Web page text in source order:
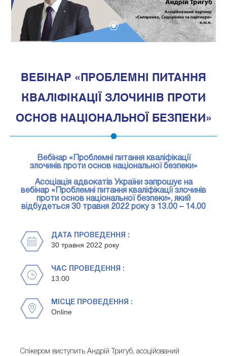
ВЕБІНАР «ПРОБЛЕМНІ ПИТАННЯ
КВАЛІФІКАЦІЇ ЗЛОЧИНІВ ПРОТИ
ОСНОВ НАЦІОНАЛЬНОЇ БЕЗПЕКИ»
Вебінар «Проблемні питання кваліфікації
злочинів проти основ національної безпеки»
Асоціація адвокатів України запрошує на
вебінар «Проблемні питання кваліфікації злочинів
проти основ національної безпеки», який
відбудеться 30 травня 2022 року з 13.00 – 14.00
ДАТА ПРОВЕДЕННЯ :
30 травня 2022 року
ЧАС ПРОВЕДЕННЯ :
13:00
МІСЦЕ ПРОВЕДЕННЯ :
Online
Спікером виступить Андрій Тригуб, асоційований